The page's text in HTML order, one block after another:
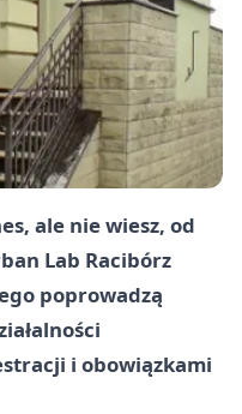
ale nie wiesz, od
Lab Racibórz
poprowadzą
i obowiązkami